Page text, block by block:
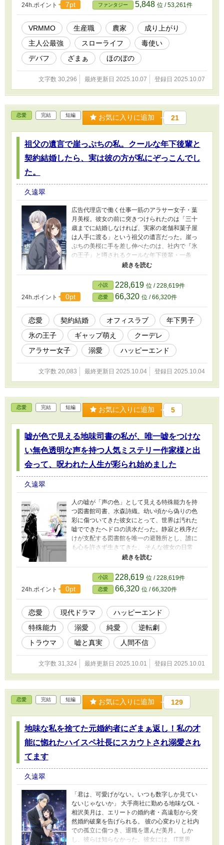
畑を耕し続ける。 しかし、ある日、品種改良の
過程で偶然にも未知の植物『幽玄花（ゆうげん
ばな）』の栽培に成功したことから、彼の運命
は大きく動き出す。 その美しい花弁に秘められ
ていたのは、触れる者すべての力を奪う、凶悪
な麻痺毒。 ――この毒、戦いに使えるんじゃな
いか？ 一つの閃きが、最弱の農家を、ゲーム世
界の理を覆す存在へと変貌させる。 投擲アイテ
ム、料理、罠――。 彼の生み出す毒のデバフア
イテムは、ボス戦の常識を覆し、対人戦のセオ
リーを破壊する。 トッププレイヤーたちは、そ
の姿なき脅威をこう呼んだ。 『歩く災害』『姿
なき暗殺者』と。 これは、剣も魔法も持たない
一人の農家が、知恵と探求心、そして一輪の毒
の花を武器に、最強へと成り上がっていく物
語。
24h.ポイント 7pt ファンタジー 5,848 位 / 53,261件
VRMMO 生産職 農家
成り上がり
主人公最強
スローライフ
毒使い
デバフ
ざまぁ ほのぼの
文字数 30,296 最終更新日 2025.10.07 登録日 2025.10.07
恋愛 完結 短編 お気に入りに追加 21
祖父の遺言で崖っぷちの私。クールな年下後輩と
契約結婚したら、実は彼の方が私にぞっこんでし
た。
久遠翠
広告代理店で働く仕事一筋のアラサー女子・葉
月美桜。彼女の前に突きつけられたのは「三十
歳までに結婚しなければ、実家の老舗和菓子屋
は人手に渡る」という祖父の遺言だった。崖っ
ぷちの美桜に手を差し伸べたのは、社内で『氷
の王子』と噂されるクールな年下後輩・一条
蓮。「僕と契約結婚しませんか？」――利害一
かし、同居するうちに見えてきた彼の意外な素
顔に、美桜の心は揺れ動く。料理上手で、猫が
好きで、夜中に一人でピアノを弾く彼。契約違
反だと分かっているのに、この温かい日だまり
のような時間に、いつしか本気で惹かれてい
た。これは、氷のように冷たい契約から始ま
る、不器用で甘い、とろけるような恋の物語。
24h.ポイント 0pt
小説 228,619 位 / 228,619件
恋愛 66,320 位 / 66,320件
恋愛 契約結婚 オフィスラブ
年下男子
氷の王子
ギャップ萌え
クーデレ
アラサー女子
溺愛 ハッピーエンド
文字数 20,083 最終更新日 2025.10.04 登録日 2025.10.04
恋愛 完結 短編 お気に入りに追加 5
嘘が色で見える地味司書の私が、唯一嘘をつけな
い無色透明な声を持つ人気ミステリー作家様と出
会って、呪われた人生が彩られ始めました
久遠翠
人の嘘が「声の色」として見える特殊能力を持
つ図書館司書、水森詩織。幼い頃から偽りの色
彩に傷ついてきた彼女にとって、世界は汚れた
嘘でできたヘドロの洪水だった。静寂と秩序だ
けが支配する図書館を唯一の避難所とし、誰に
も心を許さず生きてきた。 そんな彼女の日常
は、一人の男の出現によって静かに崩れ始め
も純粋な「無色透明」だったのだ。 彼の名は、
海道蓮。人間の心の闇や嘘をテーマにした作品
で知られる、ベストセラーミステリー作家。誰
よりも嘘を知り尽くしているはずの彼が、一切
の嘘をつけないという巨大な矛盾。 蓮の透明な
声に唯一の安らぎを見出し、次第に惹かれてい
く詩織。しかし、二人の心を繋いだ蓮の新作小
説が、過去の悲劇と裏切りを呼び覚ます。蓮の
人生を破壊した「泥色の声を持つ男」が、再び
彼らの前に現れた時、詩織の呪いであったはず
の能力は、やがて愛する人を守るための唯一の
剣となる。 信じられるものが何もない世界で、
それでも人を信じようとする二人の魂の軌跡を
描く、感動の物語。
24h.ポイント 0pt
小説 228,619 位 / 228,619件
恋愛 66,320 位 / 66,320件
恋愛 現代ドラマ
ハッピーエンド
特殊能力
溺愛 純愛
逆転劇
トラウマ
嘘と真実 人間不信
文字数 31,324 最終更新日 2025.10.01 登録日 2025.10.01
恋愛 完結 短編 お気に入りに追加 129
地味な私を捨てた元婚約者にざまぁ返し！私の才
能に惚れたハイスペ社長にスカウトされ溺愛され
てます
久遠翠
「君は、可愛げがない。いつも数字しか見てい
ないじゃないか」 大手商社に勤める地味なOL・
相沢美月は、エリートの婚約者・高遠彰から突
然婚約破棄を告げられる。 彼の心変わりと社内
での孤立に傷つき、退職を選んだ美月。 しか
し、彼らは知らなかった。彼女には、IT業界